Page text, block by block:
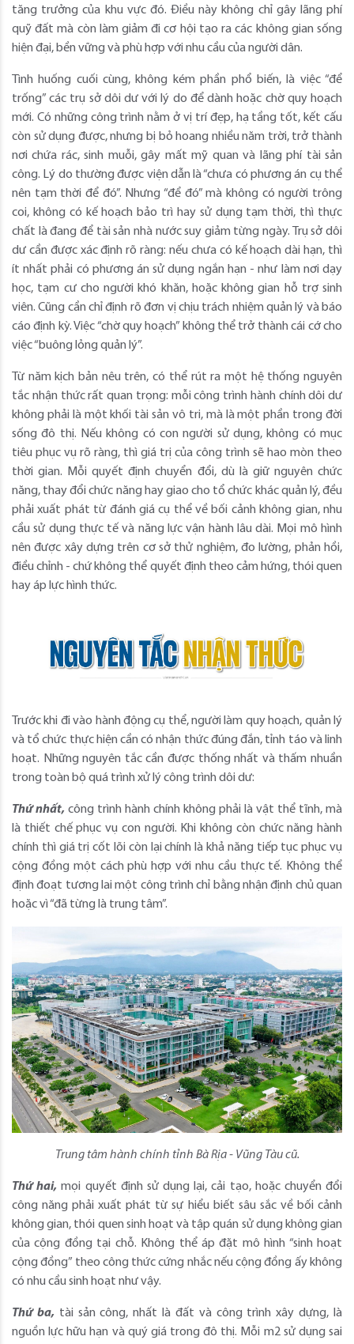
tăng trưởng của khu vực đó. Điều này không chỉ gây lãng phí
quỹ đất mà còn làm giảm đi cơ hội tạo ra các không gian sống
hiện đại, bền vững và phù hợp với nhu cầu của người dân.
Tình huống cuối cùng, không kém phần phổ biến, là việc “để
trống” các trụ sở dôi dư với lý do để dành hoặc chờ quy hoạch
mới. Có những công trình nằm ở vị trí đẹp, hạ tầng tốt, kết cấu
còn sử dụng được, nhưng bị bỏ hoang nhiều năm trời, trở thành
nơi chứa rác, sinh muỗi, gây mất mỹ quan và lãng phí tài sản
công. Lý do thường được viện dẫn là “chưa có phương án cụ thể
nên tạm thời để đó”. Nhưng “để đó” mà không có người trông
coi, không có kế hoạch bảo trì hay sử dụng tạm thời, thì thực
chất là đang để tài sản nhà nước suy giảm từng ngày. Trụ sở dôi
dư cần được xác định rõ ràng: nếu chưa có kế hoạch dài hạn, thì
ít nhất phải có phương án sử dụng ngắn hạn - như làm nơi dạy
học, tạm cư cho người khó khăn, hoặc không gian hỗ trợ sinh
viên. Cũng cần chỉ định rõ đơn vị chịu trách nhiệm quản lý và báo
cáo định kỳ. Việc “chờ quy hoạch” không thể trở thành cái cớ cho
việc “buông lỏng quản lý”.
Từ năm kịch bản nêu trên, có thể rút ra một hệ thống nguyên
tắc nhận thức rất quan trọng: mỗi công trình hành chính dôi dư
không phải là một khối tài sản vô tri, mà là một phần trong đời
sống đô thị. Nếu không có con người sử dụng, không có mục
tiêu phục vụ rõ ràng, thì giá trị của công trình sẽ hao mòn theo
thời gian. Mỗi quyết định chuyển đổi, dù là giữ nguyên chức
năng, thay đổi chức năng hay giao cho tổ chức khác quản lý, đều
phải xuất phát từ đánh giá cụ thể về bối cảnh không gian, nhu
cầu sử dụng thực tế và năng lực vận hành lâu dài. Mọi mô hình
nên được xây dựng trên cơ sở thử nghiệm, đo lường, phản hồi,
điều chỉnh - chứ không thể quyết định theo cảm hứng, thói quen
hay áp lực hình thức.
Trước khi đi vào hành động cụ thể, người làm quy hoạch, quản lý
và tổ chức thực hiện cần có nhận thức đúng đắn, tỉnh táo và linh
hoạt. Những nguyên tắc cần được thống nhất và thấm nhuần
trong toàn bộ quá trình xử lý công trình dôi dư:
Thứ nhất, công trình hành chính không phải là vật thể tĩnh, mà
là thiết chế phục vụ con người. Khi không còn chức năng hành
chính thì giá trị cốt lõi còn lại chính là khả năng tiếp tục phục vụ
cộng đồng một cách phù hợp với nhu cầu thực tế. Không thể
định đoạt tương lai một công trình chỉ bằng nhận định chủ quan
hoặc vì “đã từng là trung tâm”.
Trung tâm hành chính tỉnh Bà Rịa - Vũng Tàu cũ.
Thứ hai, mọi quyết định sử dụng lại, cải tạo, hoặc chuyển đổi
công năng phải xuất phát từ sự hiểu biết sâu sắc về bối cảnh
không gian, thói quen sinh hoạt và tập quán sử dụng không gian
của cộng đồng tại chỗ. Không thể áp đặt mô hình “sinh hoạt
cộng đồng” theo công thức cứng nhắc nếu cộng đồng ấy không
có nhu cầu sinh hoạt như vậy.
Thứ ba,tài sản công, nhất là đất và công trình xây dựng, là
nguồn lực hữu hạn và quý giá trong đô thị. Mỗi m2 sử dụng sai